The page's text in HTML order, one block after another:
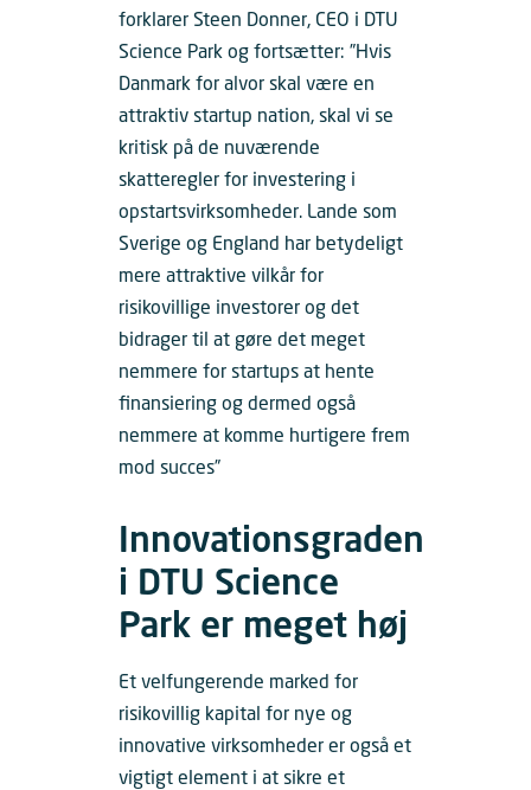
forklarer Steen Donner, CEO i DTU
Science Park og fortsætter: ”Hvis
Danmark for alvor skal være en
attraktiv startup nation, skal vi se
kritisk på de nuværende
skatteregler for investering i
opstartsvirksomheder. Lande som
Sverige og England har betydeligt
mere attraktive vilkår for
risikovillige investorer og det
bidrager til at gøre det meget
nemmere for startups at hente
finansiering og dermed også
nemmere at komme hurtigere frem
mod succes”
Innovationsgraden
i DTU Science
Park er meget høj
Et velfungerende marked for
risikovillig kapital for nye og
innovative virksomheder er også et
vigtigt element i at sikre et